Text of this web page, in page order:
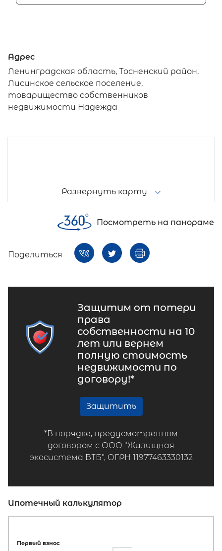
Адрес
Ленинградская область, Тосненский район,
Лисинское сельское поселение,
товарищество собственников
недвижимости Надежда
Развернуть карту
Посмотреть на панораме
Поделиться
Защитим от потери
права
собственности на 10
лет или вернем
полную стоимость
недвижимости по
договору!*
Защитить
*В порядке, предусмотренном
договором с ООО "Жилищная
экосистема ВТБ", ОГРН 11977463330132
Ипотечный калькулятор